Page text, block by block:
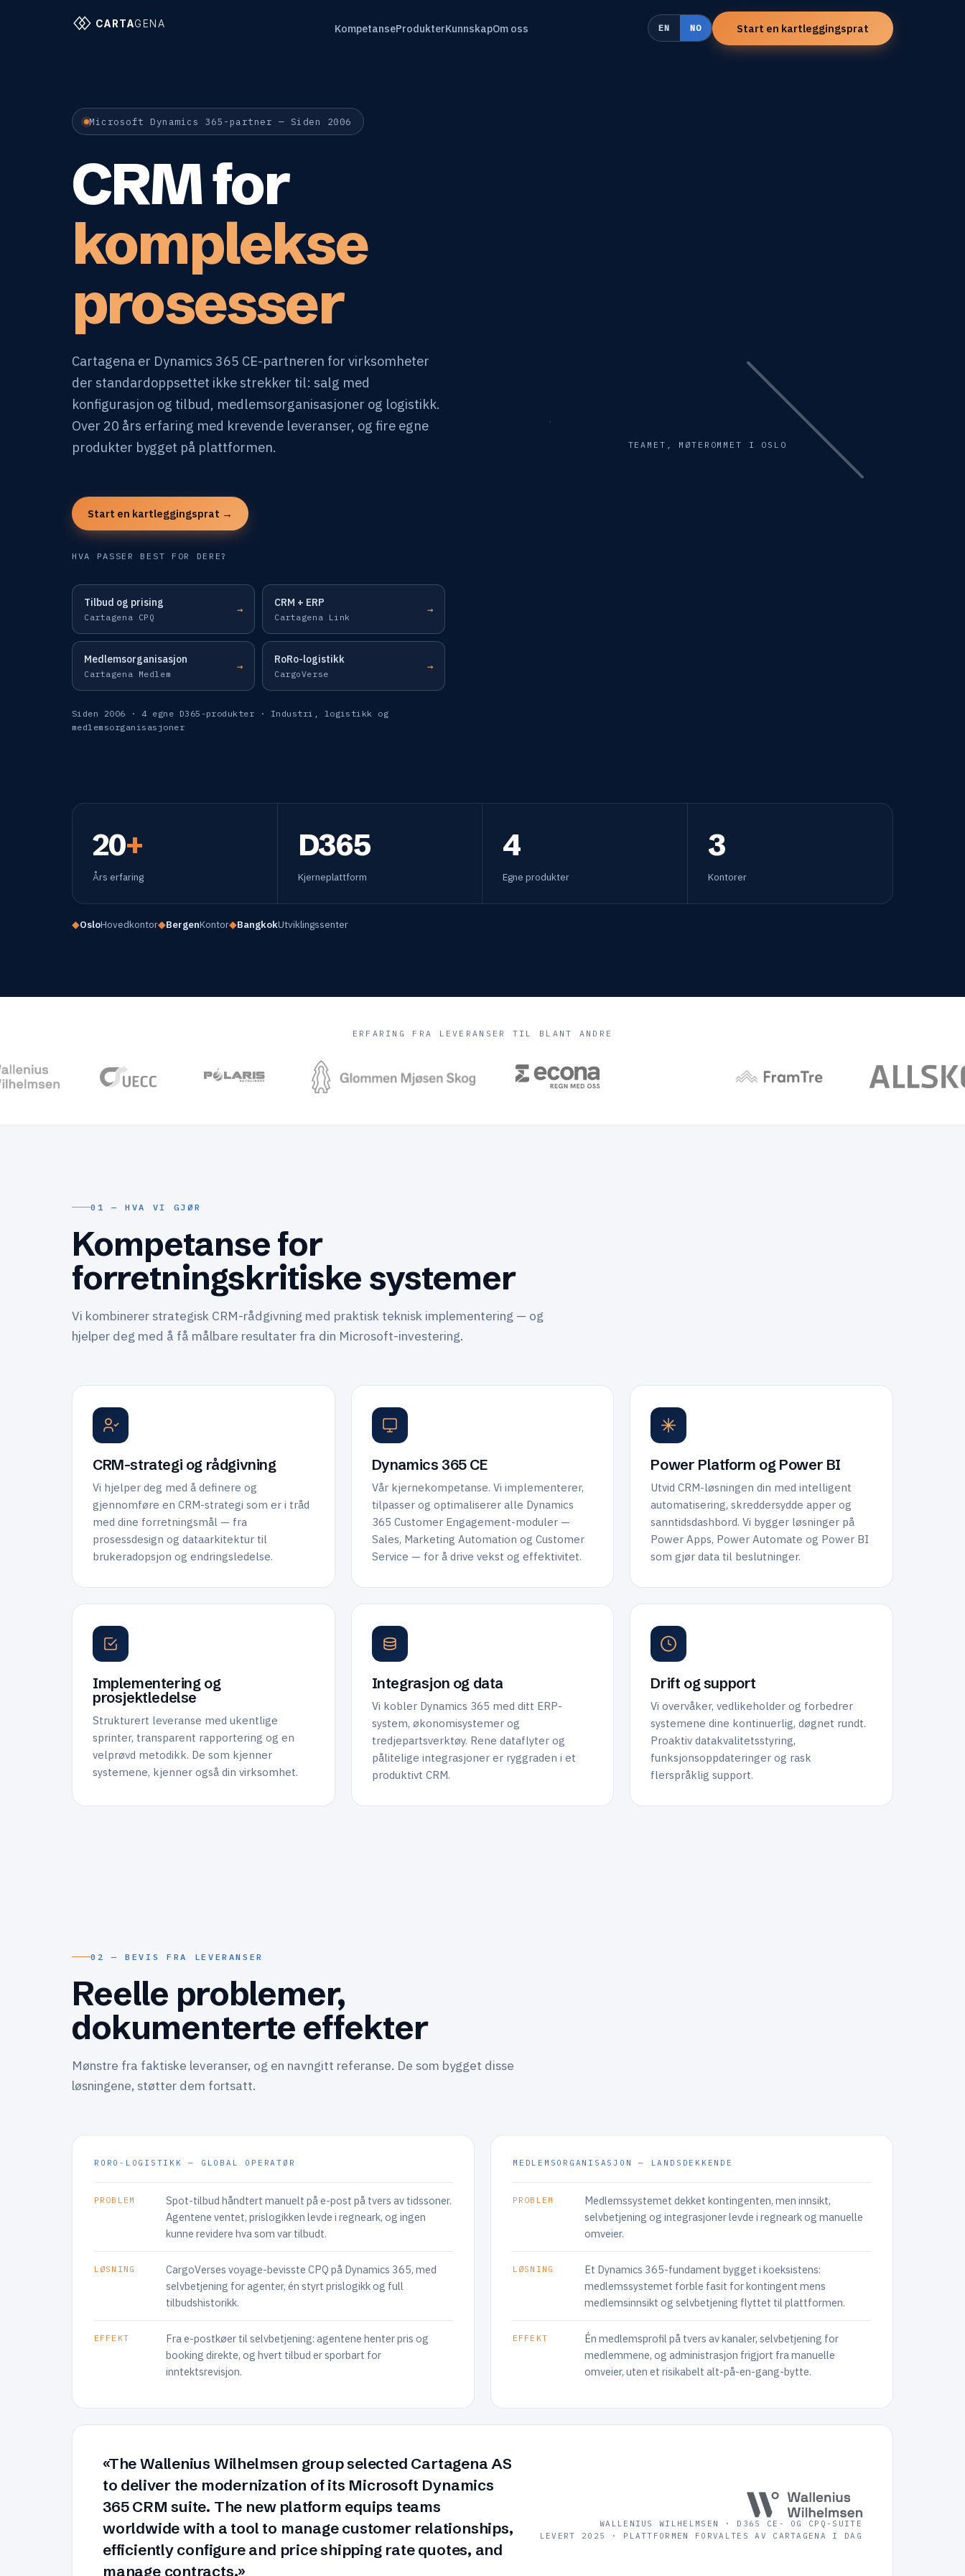
CARTAGENA KompetanseProdukterKunnskapOm oss EN NO Start en kartleggingsprat
Microsoft Dynamics 365-partner — Siden 2006
CRM for
komplekse
prosesser
Cartagena er Dynamics 365 CE-partneren for virksomheter
der standardoppsettet ikke strekker til: salg med
konfigurasjon og tilbud, medlemsorganisasjoner og logistikk.
Over 20 års erfaring med krevende leveranser, og fire egne
produkter bygget på plattformen.
Start en kartleggingsprat →
HVA PASSER BEST FOR DERE?
Tilbud og prising
Cartagena CPQ
→
CRM + ERP
Cartagena Link
→
Medlemsorganisasjon
Cartagena Medlem
→
RoRo-logistikk
CargoVerse
→
Siden 2006 · 4 egne D365-produkter · Industri, logistikk og
medlemsorganisasjoner
TEAMET, MØTEROMMET I OSLO
20+
Års erfaring
D365
Kjerneplattform
4
Egne produkter
3
Kontorer
◆OsloHovedkontor◆BergenKontor◆BangkokUtviklingssenter
ERFARING FRA LEVERANSER TIL BLANT ANDRE
01 — HVA VI GJØR
Kompetanse for
forretningskritiske systemer
Vi kombinerer strategisk CRM-rådgivning med praktisk teknisk implementering — og
hjelper deg med å få målbare resultater fra din Microsoft-investering.
CRM-strategi og rådgivning
Vi hjelper deg med å definere og
gjennomføre en CRM-strategi som er i tråd
med dine forretningsmål — fra
prosessdesign og dataarkitektur til
brukeradopsjon og endringsledelse.
Dynamics 365 CE
Vår kjernekompetanse. Vi implementerer,
tilpasser og optimaliserer alle Dynamics
365 Customer Engagement-moduler —
Sales, Marketing Automation og Customer
Service — for å drive vekst og effektivitet.
Power Platform og Power BI
Utvid CRM-løsningen din med intelligent
automatisering, skreddersydde apper og
sanntidsdashbord. Vi bygger løsninger på
Power Apps, Power Automate og Power BI
som gjør data til beslutninger.
Implementering og
prosjektledelse
Strukturert leveranse med ukentlige
sprinter, transparent rapportering og en
velprøvd metodikk. De som kjenner
systemene, kjenner også din virksomhet.
Integrasjon og data
Vi kobler Dynamics 365 med ditt ERP-
system, økonomisystemer og
tredjepartsverktøy. Rene dataflyter og
pålitelige integrasjoner er ryggraden i et
produktivt CRM.
Drift og support
Vi overvåker, vedlikeholder og forbedrer
systemene dine kontinuerlig, døgnet rundt.
Proaktiv datakvalitetsstyring,
funksjonsoppdateringer og rask
flerspråklig support.
02 — BEVIS FRA LEVERANSER
Reelle problemer,
dokumenterte effekter
Mønstre fra faktiske leveranser, og en navngitt referanse. De som bygget disse
løsningene, støtter dem fortsatt.
RORO-LOGISTIKK — GLOBAL OPERATØR
PROBLEM
Spot-tilbud håndtert manuelt på e-post på tvers av tidssoner.
Agentene ventet, prislogikken levde i regneark, og ingen
kunne revidere hva som var tilbudt.
LØSNING
CargoVerses voyage-bevisste CPQ på Dynamics 365, med
selvbetjening for agenter, én styrt prislogikk og full
tilbudshistorikk.
EFFEKT
Fra e-postkøer til selvbetjening: agentene henter pris og
booking direkte, og hvert tilbud er sporbart for
inntektsrevisjon.
MEDLEMSORGANISASJON — LANDSDEKKENDE
PROBLEM
Medlemssystemet dekket kontingenten, men innsikt,
selvbetjening og integrasjoner levde i regneark og manuelle
omveier.
LØSNING
Et Dynamics 365-fundament bygget i koeksistens:
medlemssystemet forble fasit for kontingent mens
medlemsinnsikt og selvbetjening flyttet til plattformen.
EFFEKT
Én medlemsprofil på tvers av kanaler, selvbetjening for
medlemmene, og administrasjon frigjort fra manuelle
omveier, uten et risikabelt alt-på-en-gang-bytte.
«The Wallenius Wilhelmsen group selected Cartagena AS
to deliver the modernization of its Microsoft Dynamics
365 CRM suite. The new platform equips teams
worldwide with a tool to manage customer relationships,
efficiently configure and price shipping rate quotes, and
manage contracts.»
WALLENIUS WILHELMSEN · D365 CE- OG CPQ-SUITE
LEVERT 2025 · PLATTFORMEN FORVALTES AV CARTAGENA I DAG